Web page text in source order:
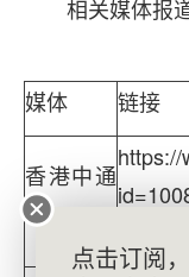
相关媒体报道
媒体 链接
香港中通
社
https://
点击订阅